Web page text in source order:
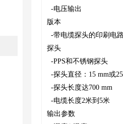
-电压输出
版本
-带电缆探头的印刷电
探头
-PPS和不锈钢探头
-探头直径：15 mm或
-探头长度达700 mm
-电缆长度2米到5米
输出参数